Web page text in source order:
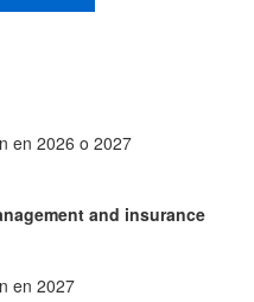
en 2026 o 2027
and insurance
en 2027